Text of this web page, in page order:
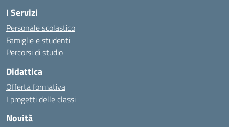
I Servizi
Personale scolastico
Famiglie e studenti
Percorsi di studio
Didattica
Offerta formativa
I progetti delle classi
Novità